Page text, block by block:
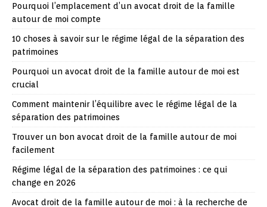
Pourquoi l’emplacement d’un avocat droit de la famille
autour de moi compte
10 choses à savoir sur le régime légal de la séparation des
patrimoines
Pourquoi un avocat droit de la famille autour de moi est
crucial
Comment maintenir l’équilibre avec le régime légal de la
séparation des patrimoines
Trouver un bon avocat droit de la famille autour de moi
facilement
Régime légal de la séparation des patrimoines : ce qui
change en 2026
Avocat droit de la famille autour de moi : à la recherche de